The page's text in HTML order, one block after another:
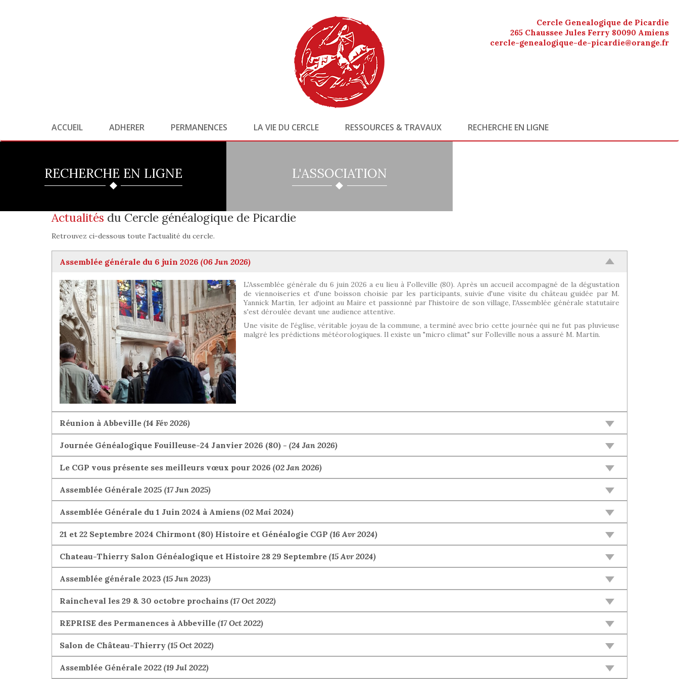
Cercle Genealogique de Picardie
265 Chaussee Jules Ferry 80090 Amiens
cercle-genealogique-de-picardie@orange.fr
ACCUEIL ADHERER PERMANENCES LA VIE DU CERCLE RESSOURCES & TRAVAUX RECHERCHE EN LIGNE
RECHERCHE EN LIGNE L'ASSOCIATION
Actualités du Cercle généalogique de Picardie
Retrouvez ci-dessous toute l'actualité du cercle.
Assemblée générale du 6 juin 2026 (06 Jun 2026)
L'Assemblée générale du 6 juin 2026 a eu lieu à Folleville (80). Après un accueil accompagné de la dégustation
de viennoiseries et d'une boisson choisie par les participants, suivie d'une visite du château guidée par M.
Yannick Martin, 1er adjoint au Maire et passionné par l'histoire de son village, l'Assemblée générale statutaire
s'est déroulée devant une audience attentive.
Une visite de l'église, véritable joyau de la commune, a terminé avec brio cette journée qui ne fut pas pluvieuse
malgré les prédictions météorologiques. Il existe un "micro climat" sur Folleville nous a assuré M. Martin.
Réunion à Abbeville (14 Fév 2026)
Journée Généalogique Fouilleuse-24 Janvier 2026 (80) - (24 Jan 2026)
Le CGP vous présente ses meilleurs vœux pour 2026 (02 Jan 2026)
Assemblée Générale 2025 (17 Jun 2025)
Assemblée Générale du 1 Juin 2024 à Amiens (02 Mai 2024)
21 et 22 Septembre 2024 Chirmont (80) Histoire et Généalogie CGP (16 Avr 2024)
Chateau-Thierry Salon Généalogique et Histoire 28 29 Septembre (15 Avr 2024)
Assemblée générale 2023 (15 Jun 2023)
Raincheval les 29 & 30 octobre prochains (17 Oct 2022)
REPRISE des Permanences à Abbeville (17 Oct 2022)
Salon de Château-Thierry (15 Oct 2022)
Assemblée Générale 2022 (19 Jul 2022)